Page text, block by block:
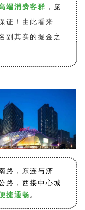
端消费客群 ，
庞
证！由此看来，
副其实的掘金之
路，东连与济
路，西接中心城
捷通畅 。